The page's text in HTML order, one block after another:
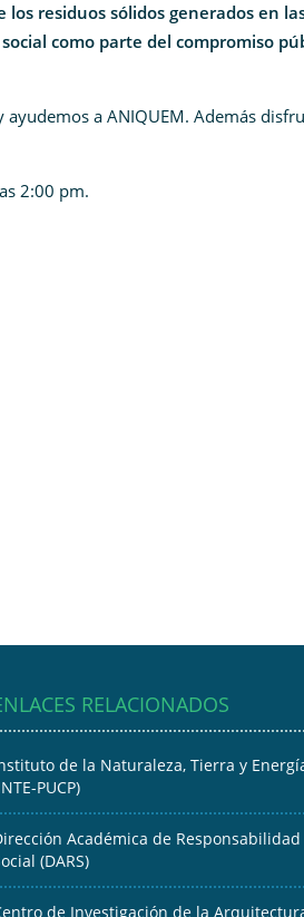
residuos sólidos generados en
como parte del compromiso
a ANIQUEM. Además
2:00 pm.
RELACIONADOS
de la Naturaleza, Tierra y
PUCP)
Académica de Responsabilidad
(DARS)
de Investigación de la